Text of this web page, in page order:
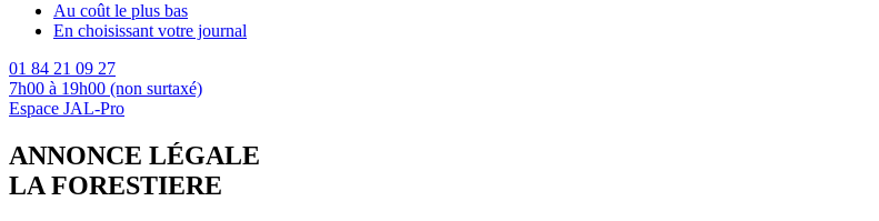
Au coût le plus bas
En choisissant votre journal
01 84 21 09 27
7h00 à 19h00 (non surtaxé)
Espace JAL-Pro
ANNONCE LÉGALE
LA FORESTIERE